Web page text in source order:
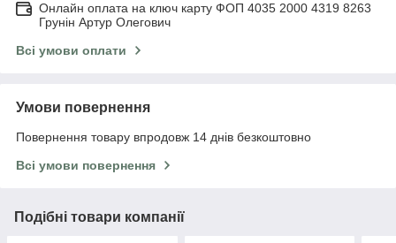
Онлайн оплата на ключ карту ФОП 4035 2000 4319 8263
Грунін Артур Олегович
Всі умови оплати
Умови повернення
Повернення товару впродовж 14 днів безкоштовно
Всі умови повернення
Подібні товари компанії